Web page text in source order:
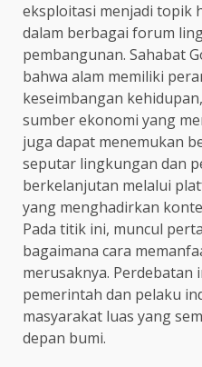
eksploitasi menjadi topik
dalam berbagai forum
pembangunan. Sahabat
bahwa alam memiliki
keseimbangan
sumber ekonomi yang
juga dapat menemukan
seputar lingkungan dan
berkelanjutan melalui
yang menghadirkan
Pada titik ini, muncul
bagaimana cara
merusaknya. Perdebatan
pemerintah dan pelaku
masyarakat luas yang
depan bumi.